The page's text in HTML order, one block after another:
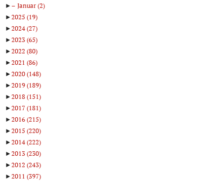
►
Januar(2)
► 2025 (19)
► 2024(27)
► 2023(65)
► 2022 (80)
► 2021 (86)
► 2020(148)
► 2019(189)
► 2018(151)
► 2017(181)
► 2016(215)
► 2015 (220)
► 2014(222)
► 2013(230)
► 2012 (243)
► 2011 (397)